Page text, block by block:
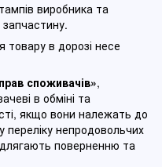
виробника та
товару в дорозі несе
споживачів»,
в обміні та
якщо вони належать до
переліку непродовольчих
поверненню та